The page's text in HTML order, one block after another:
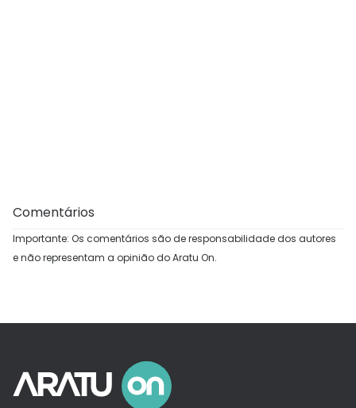
Comentários
Importante: Os comentários são de responsabilidade dos autores
e não representam a opinião do Aratu On.